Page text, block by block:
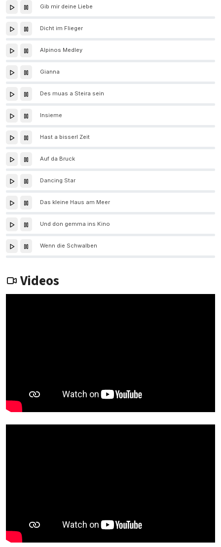
Gib mir deine Liebe
Dicht im Flieger
Alpinos Medley
Gianna
Des muas a Steira sein
Insieme
Hast a bisserl Zeit
Auf da Bruck
Dancing Star
Das kleine Haus am Meer
Und don gemma ins Kino
Wenn die Schwalben
Videos